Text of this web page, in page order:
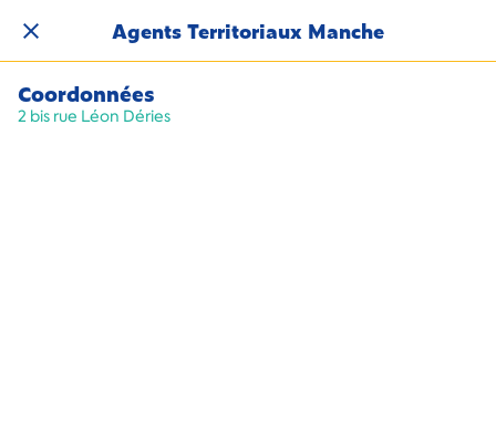
Agents Territoriaux Manche
Coordonnées
2 bis rue Léon Déries